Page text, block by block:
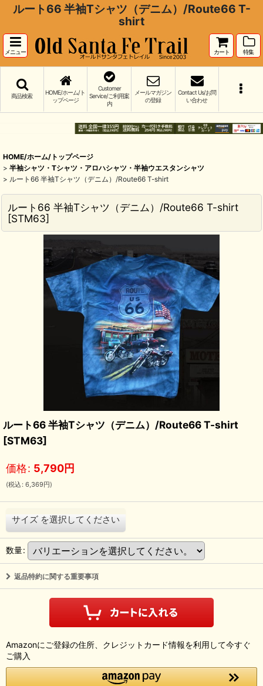
ルート66 半袖Tシャツ（デニム）/Route66 T-
shirt
メニュー カート 特集
商品検索
HOME/ホーム/ト
ップページ
Customer
Service/ご利用案
内
メールマガジン
の登録
Contact Us/お問
い合わせ
HOME/ホーム/トップページ
> 半袖シャツ・Tシャツ・アロハシャツ・半袖ウエスタンシャツ
> ルート66 半袖Tシャツ（デニム）/Route66 T-shirt
ルート66 半袖Tシャツ（デニム）/Route66 T-shirt
[STM63]
ルート66 半袖Tシャツ（デニム）/Route66 T-shirt
[STM63]
価格: 5,790円
(税込 : 6,369円)
サイズ を選択してください
数量:
返品特約に関する重要事項
Amazonにご登録の住所、クレジットカード情報を利用して今すぐ
ご購入